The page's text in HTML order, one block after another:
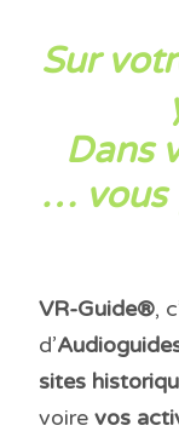
Sur
Dans
… vous
VR-Guide®,
d’
sites
voire vos